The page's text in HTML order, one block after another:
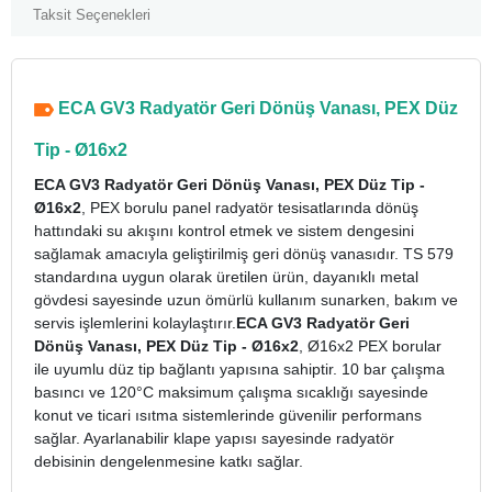
Taksit Seçenekleri
ECA GV3 Radyatör Geri Dönüş Vanası, PEX Düz
Tip - Ø16x2
ECA GV3 Radyatör Geri Dönüş Vanası, PEX Düz Tip -
Ø16x2 , PEX borulu panel radyatör tesisatlarında dönüş
hattındaki su akışını kontrol etmek ve sistem dengesini
sağlamak amacıyla geliştirilmiş geri dönüş vanasıdır. TS 579
standardına uygun olarak üretilen ürün, dayanıklı metal
gövdesi sayesinde uzun ömürlü kullanım sunarken, bakım ve
servis işlemlerini kolaylaştırır. ECA GV3 Radyatör Geri
Dönüş Vanası, PEX Düz Tip - Ø16x2 , Ø16x2 PEX borular
ile uyumlu düz tip bağlantı yapısına sahiptir. 10 bar çalışma
basıncı ve 120°C maksimum çalışma sıcaklığı sayesinde
konut ve ticari ısıtma sistemlerinde güvenilir performans
sağlar. Ayarlanabilir klape yapısı sayesinde radyatör
debisinin dengelenmesine katkı sağlar.